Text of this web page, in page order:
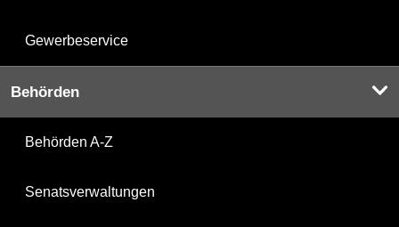
Gewerbeservice
Behörden
Behörden A-Z
Senatsverwaltungen